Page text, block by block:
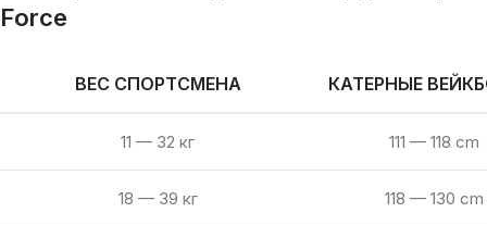
Force
ВЕС СПОРТСМЕНА КАТЕРНЫЕ
11 — 32 кг 111 — 118 cm
18 — 39 кг 118 — 130 cm